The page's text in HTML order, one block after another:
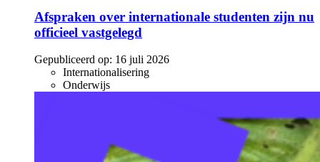
Afspraken over internationale studenten zijn nu
officieel vastgelegd
Gepubliceerd op: 16 juli 2026
Internationalisering
Onderwijs